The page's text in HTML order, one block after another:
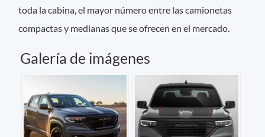
toda la cabina, el mayor número entre las camionetas
compactas y medianas que se ofrecen en el mercado.
Galería de imágenes